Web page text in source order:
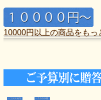
10000円以上の商品をもっ